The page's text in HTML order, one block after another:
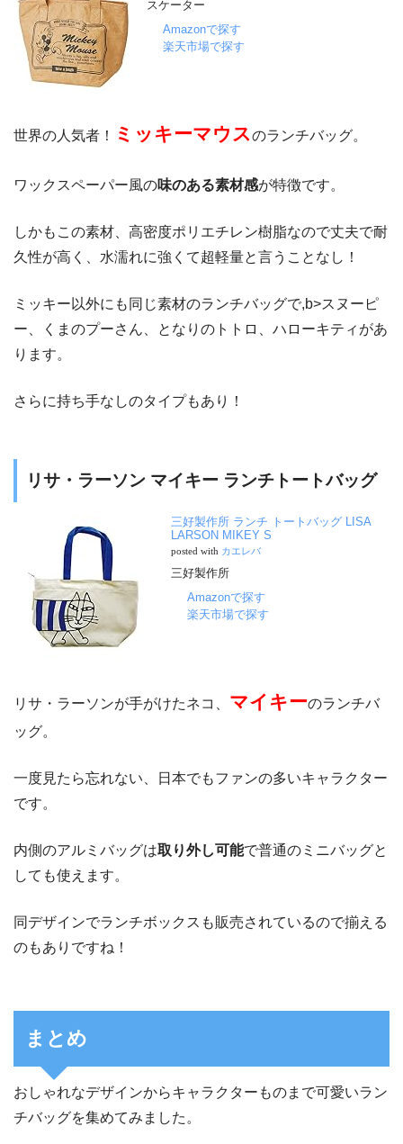
スケーター
Amazonで探す
楽天市場で探す
世界の人気者！ ミッキーマウスのランチバッグ。
ワックスペーパー風の味のある素材感が特徴です。
しかもこの素材、高密度ポリエチレン樹脂なので丈夫で耐
久性が高く、水濡れに強くて超軽量と言うことなし！
ミッキー以外にも同じ素材のランチバッグで,b>スヌーピ
ー、くまのプーさん、となりのトトロ、ハローキティがあ
ります。
さらに持ち手なしのタイプもあり！
リサ・ラーソン マイキー ランチトートバッグ
三好製作所 ランチ トートバッグ LISA
LARSON MIKEY S
posted with カエレバ
三好製作所
Amazonで探す
楽天市場で探す
リサ・ラーソンが手がけたネコ、 マイキーのランチバ
ッグ。
一度見たら忘れない、日本でもファンの多いキャラクター
です。
内側のアルミバッグは取り外し可能で普通のミニバッグと
しても使えます。
同デザインでランチボックスも販売されているので揃える
のもありですね！
まとめ
おしゃれなデザインからキャラクターものまで可愛いラン
チバッグを集めてみました。